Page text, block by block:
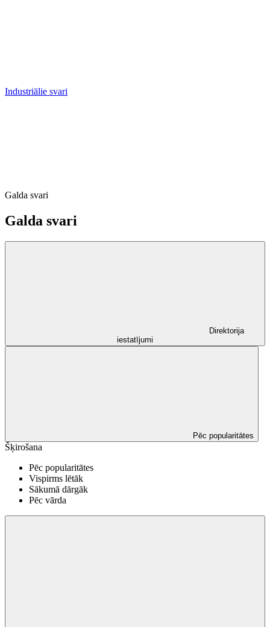
Industriālie svari
Galda svari
Galda svari
Direktorija
iestatījumi
Pēc popularitātes
Šķirošana
Pēc popularitātes
Vispirms lētāk
Sākumā dārgāk
Pēc vārda